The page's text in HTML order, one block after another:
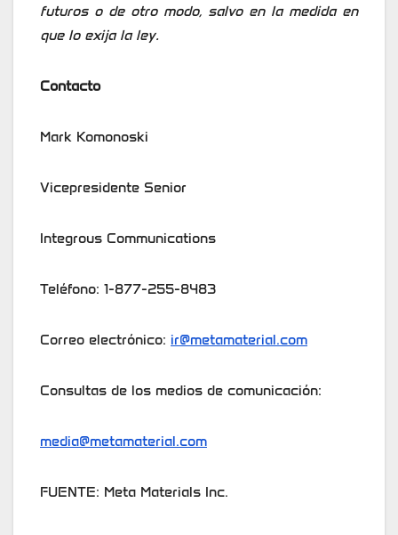
futuros o de otro modo, salvo en la medida en
que lo exija la ley.
Contacto
Mark Komonoski
Vicepresidente Senior
Integrous Communications
Teléfono: 1-877-255-8483
Correo electrónico: ir@metamaterial.com
Consultas de los medios de comunicación:
media@metamaterial.com
FUENTE: Meta Materials Inc.